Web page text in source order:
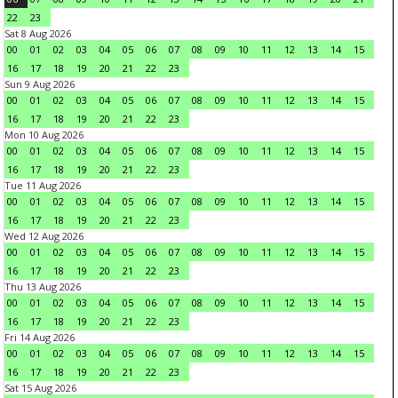
22
23
Sat 8 Aug 2026
00
01 02 03 04 05 06 07 08 09 10 11 12 13 14
15
16
17 18 19 20 21 22
23
Sun 9 Aug 2026
00
01 02 03 04 05 06 07 08 09 10 11 12 13 14
15
16
17 18 19 20 21 22
23
Mon 10 Aug 2026
00
01 02 03 04 05 06 07 08 09 10 11 12 13 14
15
16
17 18 19 20 21 22
23
Tue 11 Aug 2026
00
01 02 03 04 05 06 07 08 09 10 11 12 13 14
15
16
17 18 19 20 21 22
23
Wed 12 Aug 2026
00
01 02 03 04 05 06 07 08 09 10 11 12 13 14
15
16
17 18 19 20 21 22
23
Thu 13 Aug 2026
00
01 02 03 04 05 06 07 08 09 10 11 12 13 14
15
16
17 18 19 20 21 22
23
Fri 14 Aug 2026
00
01 02 03 04 05 06 07 08 09 10 11 12 13 14
15
16
17 18 19 20 21 22
23
Sat 15 Aug 2026